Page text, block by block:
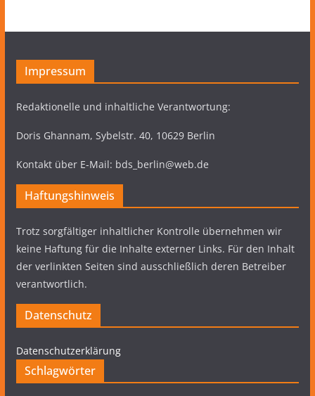
Impressum
Redaktionelle und inhaltliche Verantwortung:
Doris Ghannam, Sybelstr. 40, 10629 Berlin
Kontakt über E-Mail: bds_berlin@web.de
Haftungshinweis
Trotz sorgfältiger inhaltlicher Kontrolle übernehmen wir
keine Haftung für die Inhalte externer Links. Für den Inhalt
der verlinkten Seiten sind ausschließlich deren Betreiber
verantwortlich.
Datenschutz
Datenschutzerklärung
Schlagwörter